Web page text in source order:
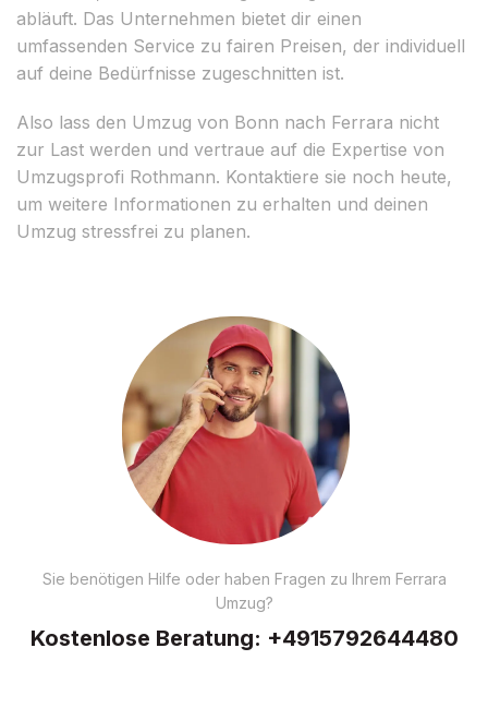
abläuft. Das Unternehmen bietet dir einen
umfassenden Service zu fairen Preisen, der individuell
auf deine Bedürfnisse zugeschnitten ist.
Also lass den Umzug von Bonn nach Ferrara nicht
zur Last werden und vertraue auf die Expertise von
Umzugsprofi Rothmann. Kontaktiere sie noch heute,
um weitere Informationen zu erhalten und deinen
Umzug stressfrei zu planen.
Sie benötigen Hilfe oder haben Fragen zu Ihrem Ferrara
Umzug?
Kostenlose Beratung: +4915792644480